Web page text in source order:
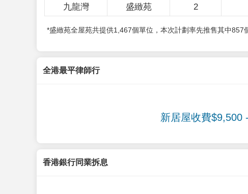
九龍灣 盛緻苑 2
*盛緻苑全屋苑共提供1,467個單位，本次計劃率先推售其中857
全港最平律師行
新居屋收費$9,500
香港銀行同業拆息